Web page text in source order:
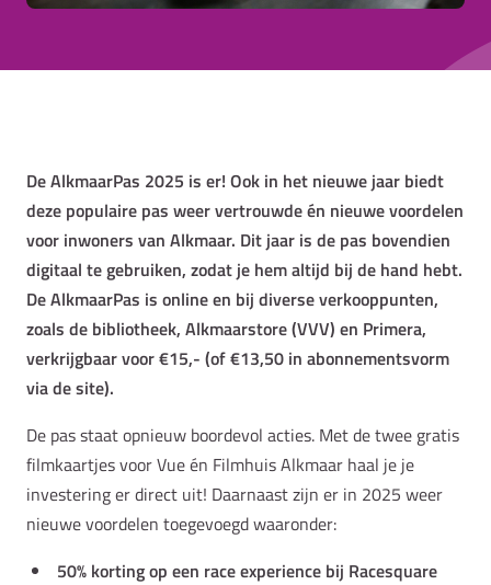
De AlkmaarPas 2025 is er! Ook in het nieuwe jaar biedt
deze populaire pas weer vertrouwde én nieuwe voordelen
voor inwoners van Alkmaar. Dit jaar is de pas bovendien
digitaal te gebruiken, zodat je hem altijd bij de hand hebt.
De AlkmaarPas is online en bij diverse verkooppunten,
zoals de bibliotheek, Alkmaarstore (VVV) en Primera,
verkrijgbaar voor €15,- (of €13,50 in abonnementsvorm
via de site).
De pas staat opnieuw boordevol acties. Met de twee gratis
filmkaartjes voor Vue én Filmhuis Alkmaar haal je je
investering er direct uit! Daarnaast zijn er in 2025 weer
nieuwe voordelen toegevoegd waaronder:
50% korting op een race experience bij Racesquare